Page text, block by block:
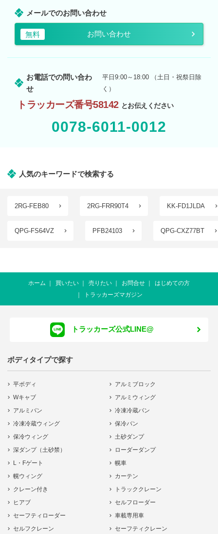
メールでのお問い合わせ
無料 お問い合わせ
お電話での問い合わ
せ
平日9:00～18:00 （土日・祝祭日除
く）
トラッカーズ番号58142 とお伝えください
0078-6011-0012
人気のキーワードで検索する
2RG-FEB80 2RG-FRR90T4 KK-FD1JLDA
QPG-FS64VZ PFB24103 QPG-CXZ77BT
ホーム 買いたい 売りたい お問合せ
はじめての方
トラッカーズマガジン
トラッカーズ公式LINE@
ボディタイプで探す
平ボディ
アルミブロック
Wキャブ
アルミウィング
アルミバン
冷凍冷蔵バン
冷凍冷蔵ウィング
保冷バン
保冷ウィング
土砂ダンプ
深ダンプ（土砂禁）
ローダーダンプ
L・Fゲート
幌車
幌ウィング
カーテン
クレーン付き
トラッククレーン
ヒアブ
セルフローダー
セーフティローダー
車載専用車
セルフクレーン
セーフティクレーン